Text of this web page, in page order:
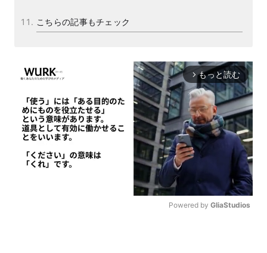
こちらの記事もチェック
arrow_forward_ios もっと読む
Powered by GliaStudios